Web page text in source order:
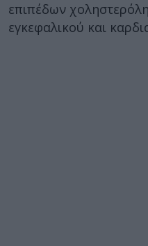
επιπέδων
εγκεφαλικού και